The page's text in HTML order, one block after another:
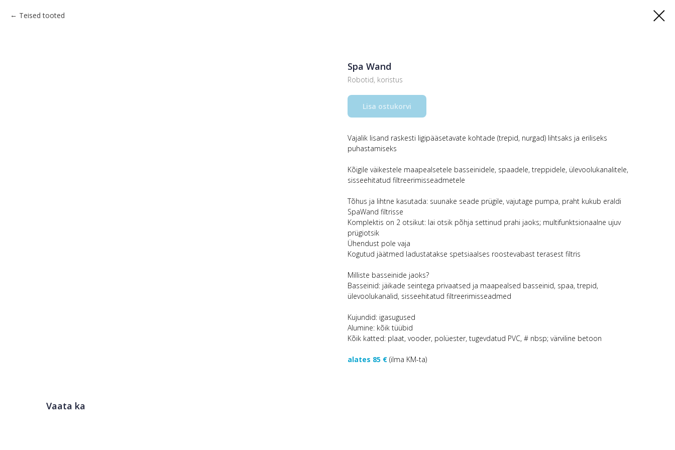
Teised tooted
Spa Wand
Robotid, koristus
Lisa ostukorvi
Vajalik lisand raskesti ligipääsetavate kohtade (trepid, nurgad) lihtsaks ja eriliseks
puhastamiseks
Kõigile väikestele maapealsetele basseinidele, spaadele, treppidele, ülevoolukanalitele,
sisseehitatud filtreerimisseadmetele
Tõhus ja lihtne kasutada: suunake seade prügile, vajutage pumpa, praht kukub eraldi
SpaWand filtrisse
Komplektis on 2 otsikut: lai otsik põhja settinud prahi jaoks; multifunktsionaalne ujuv
prügiotsik
Ühendust pole vaja
Kogutud jäätmed ladustatakse spetsiaalses roostevabast terasest filtris
Milliste basseinide jaoks?
Basseinid: jäikade seintega privaatsed ja maapealsed basseinid, spaa, trepid,
ülevoolukanalid, sisseehitatud filtreerimisseadmed
Kujundid: igasugused
Alumine: kõik tüübid
Kõik katted: plaat, vooder, polüester, tugevdatud PVC, # nbsp; värviline betoon
alates 85 € (ilma KM-ta)
Vaata ka